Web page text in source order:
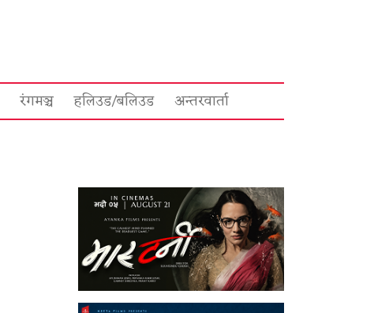
रंगमञ्च हलिउड/बलिउड अन्तरवार्ता